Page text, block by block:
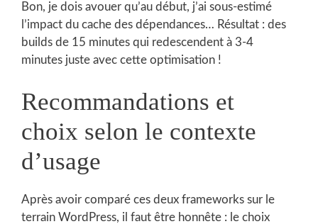
Bon, je dois avouer qu’au début, j’ai sous-estimé
l’impact du cache des dépendances… Résultat : des
builds de 15 minutes qui redescendent à 3-4
minutes juste avec cette optimisation !
Recommandations et
choix selon le contexte
d’usage
Après avoir comparé ces deux frameworks sur le
terrain WordPress, il faut être honnête : le choix